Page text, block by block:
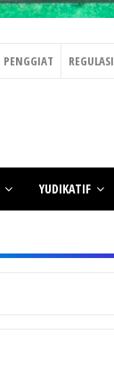
PENGGIAT REGULASI
YUDIKATIF